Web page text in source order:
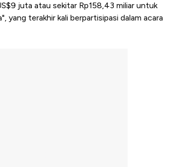
juta atau sekitar Rp158,43 miliar untuk
yang terakhir kali berpartisipasi dalam acara